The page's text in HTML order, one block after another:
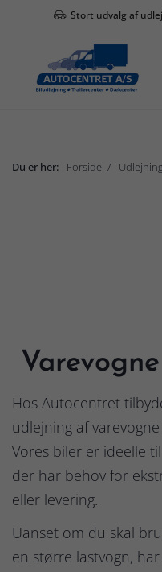
Stort udvalg af
Du er her: Forside Udlejning
Hos Autocentret
udlejning af
Vores biler er ideelle
der har behov for
eller levering.
Uanset om du skal
en større lastvogn,